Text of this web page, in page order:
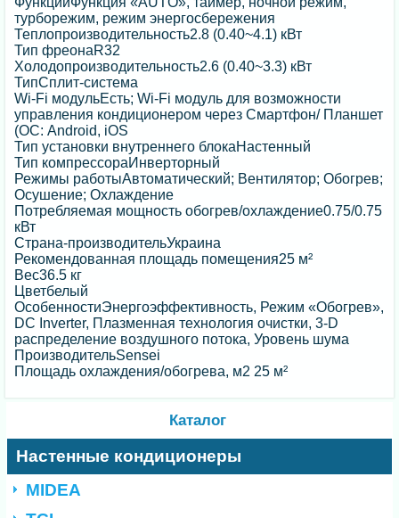
турборежим, режим энергосбережения
Теплопроизводительность2.8 (0.40~4.1) кВт
Тип фреонаR32
Холодопроизводительность2.6 (0.40~3.3) кВт
ТипСплит-система
Wi-Fi модульЕсть; Wi-Fi модуль для возможности
управления кондиционером через Смартфон/ Планшет
(ОС: Android, iOS
Тип установки внутреннего блокаНастенный
Тип компрессораИнверторный
Режимы работыАвтоматический; Вентилятор; Обогрев;
Осушение; Охлаждение
Потребляемая мощность обогрев/охлаждение0.75/0.75
кВт
Страна-производительУкраина
Рекомендованная площадь помещения25 м²
Вес36.5 кг
Цветбелый
ОсобенностиЭнергоэффективность, Режим «Обогрев»,
DC Inverter, Плазменная технология очистки, 3-D
распределение воздушного потока, Уровень шума
ПроизводительSensei
Площадь охлаждения/обогрева, м2 25 м²
Каталог
Настенные кондиционеры
MIDEA